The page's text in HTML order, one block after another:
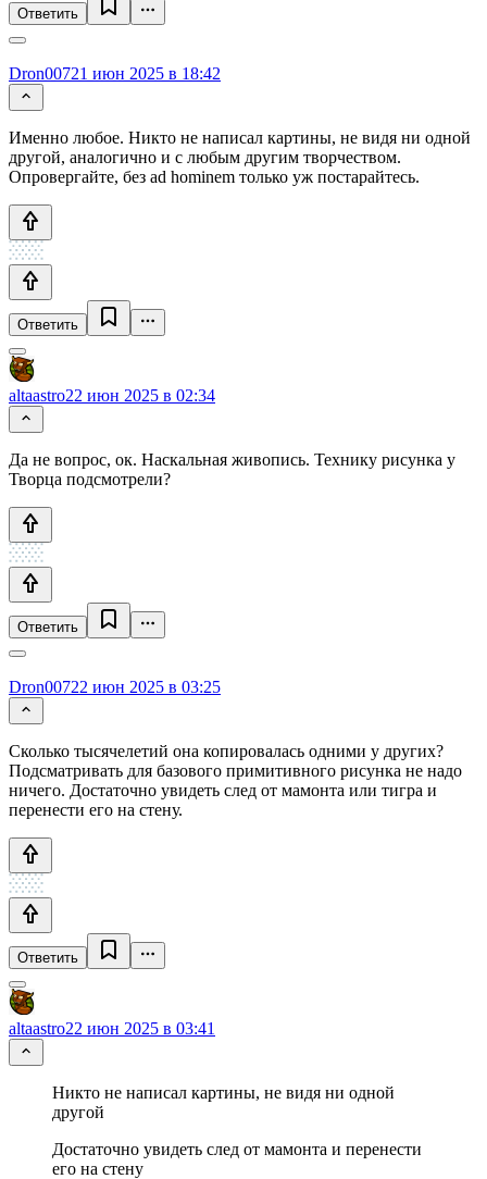
Ответить
Dron00721 июн 2025 в 18:42
Именно любое. Никто не написал картины, не видя ни одной
другой, аналогично и с любым другим творчеством.
Опровергайте, без ad hominem только уж постарайтесь.
Ответить
altaastro22 июн 2025 в 02:34
Да не вопрос, ок. Наскальная живопись. Технику рисунка у
Творца подсмотрели?
Ответить
Dron00722 июн 2025 в 03:25
Сколько тысячелетий она копировалась одними у других?
Подсматривать для базового примитивного рисунка не надо
ничего. Достаточно увидеть след от мамонта или тигра и
перенести его на стену.
Ответить
altaastro22 июн 2025 в 03:41
Никто не написал картины, не видя ни одной
другой
Достаточно увидеть след от мамонта и перенести
его на стену